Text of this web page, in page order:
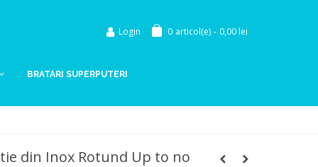
Login 0 articol(e) - 0,00 lei
BRATARI SUPERPUTERI
din Inox Rotund Up to no